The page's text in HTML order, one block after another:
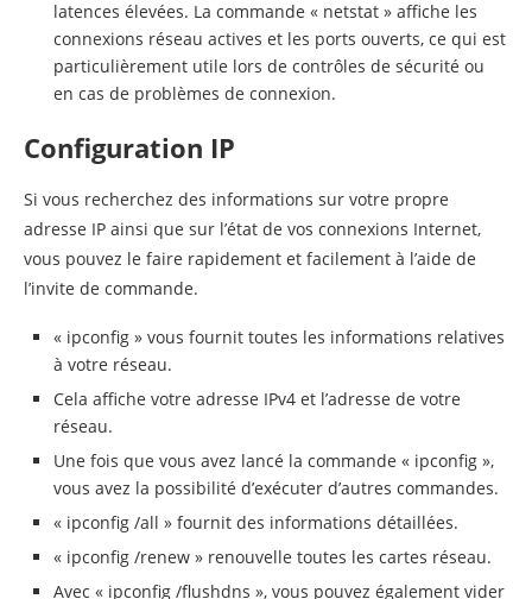
latences élevées. La commande « netstat » affiche les
connexions réseau actives et les ports ouverts, ce qui est
particulièrement utile lors de contrôles de sécurité ou
en cas de problèmes de connexion.
Configuration IP
Si vous recherchez des informations sur votre propre
adresse IP ainsi que sur l’état de vos connexions Internet,
vous pouvez le faire rapidement et facilement à l’aide de
l’invite de commande.
« ipconfig » vous fournit toutes les informations relatives
à votre réseau.
Cela affiche votre adresse IPv4 et l’adresse de votre
réseau.
Une fois que vous avez lancé la commande « ipconfig »,
vous avez la possibilité d’exécuter d’autres commandes.
« ipconfig /all » fournit des informations détaillées.
« ipconfig /renew » renouvelle toutes les cartes réseau.
Avec « ipconfig /flushdns », vous pouvez également vider